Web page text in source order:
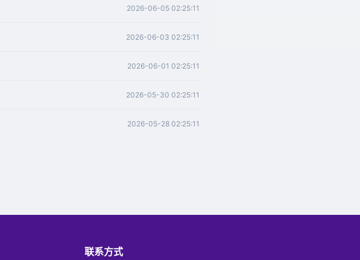
2026-06-05 02:25:11
2026-06-03 02:25:11
2026-06-01 02:25:11
2026-05-30 02:25:11
2026-05-28 02:25:11
联系方式